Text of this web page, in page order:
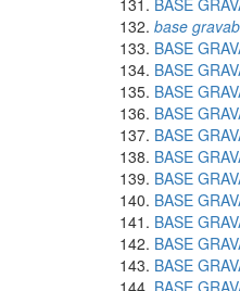
BASE
base
BASE
BASE
BASE
BASE
BASE
BASE
BASE
BASE
BASE
BASE
BASE
BASE